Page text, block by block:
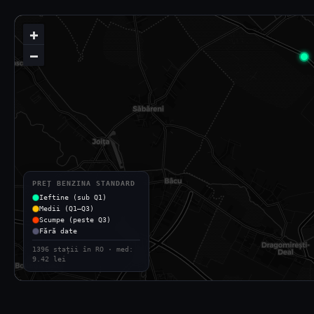
+
−
PREȚ BENZINA STANDARD
Ieftine (sub Q1)
Medii (Q1–Q3)
Scumpe (peste Q3)
Fără date
1396 stații în RO · med:
9.42 lei